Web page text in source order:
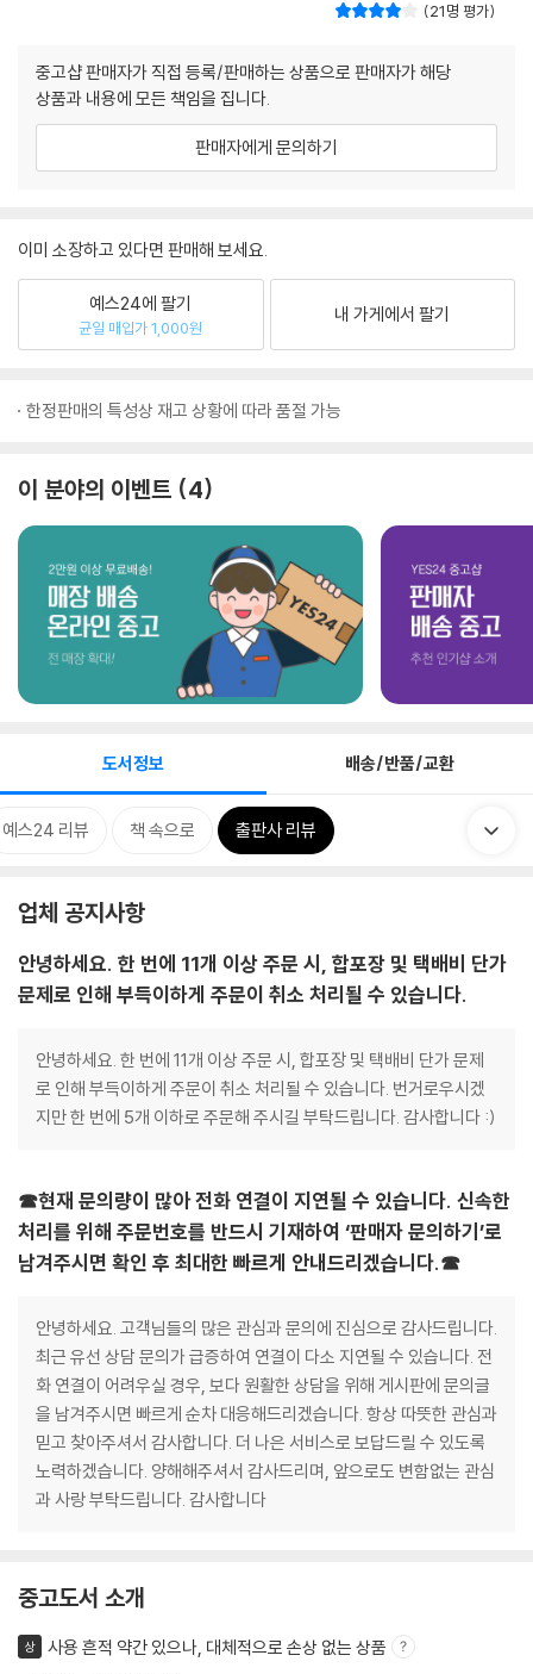
21명 평가
중고샵 판매자가 직접 등록/판매하는 상품으로 판매자가 해당
상품과 내용에 모든 책임을 집니다.
판매자에게 문의하기
이미 소장하고 있다면 판매해 보세요.
예스24에 팔기
균일 매입가 1,000원
내 가게에서 팔기
한정판매의 특성상 재고 상황에 따라 품절 가능
이 분야의 이벤트 4
도서정보 배송/반품/교환
예스24 리뷰 책 속으로 출판사 리뷰
업체 공지사항
안녕하세요. 한 번에 11개 이상 주문 시, 합포장 및 택배비 단가
문제로 인해 부득이하게 주문이 취소 처리될 수 있습니다.
안녕하세요. 한 번에 11개 이상 주문 시, 합포장 및 택배비 단가 문제
로 인해 부득이하게 주문이 취소 처리될 수 있습니다. 번거로우시겠
지만 한 번에 5개 이하로 주문해 주시길 부탁드립니다. 감사합니다 :)
☎현재 문의량이 많아 전화 연결이 지연될 수 있습니다. 신속한
처리를 위해 주문번호를 반드시 기재하여 ‘판매자 문의하기’로
남겨주시면 확인 후 최대한 빠르게 안내드리겠습니다.☎
안녕하세요. 고객님들의 많은 관심과 문의에 진심으로 감사드립니다.
최근 유선 상담 문의가 급증하여 연결이 다소 지연될 수 있습니다. 전
화 연결이 어려우실 경우, 보다 원활한 상담을 위해 게시판에 문의글
을 남겨주시면 빠르게 순차 대응해드리겠습니다. 항상 따뜻한 관심과
믿고 찾아주셔서 감사합니다. 더 나은 서비스로 보답드릴 수 있도록
노력하겠습니다. 양해해주셔서 감사드리며, 앞으로도 변함없는 관심
과 사랑 부탁드립니다. 감사합니다
중고도서 소개
상
사용 흔적 약간 있으나, 대체적으로 손상 없는 상품